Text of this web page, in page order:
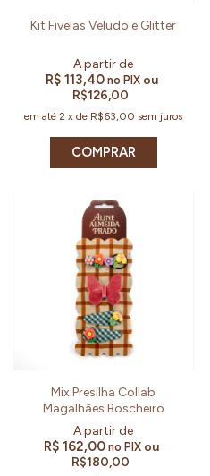
Kit Fivelas Veludo e Glitter
R$ 113,40no PIX ou
R$126,00
em até2 xde R$63,00 sem juros
COMPRAR
Mix Presilha Collab
Magalhães Boscheiro
R$ 162,00 no PIX ou
R$180,00